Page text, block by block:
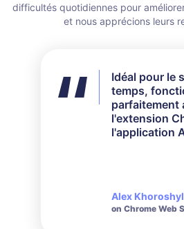
difficultés quotidiennes pour
et nous apprécions leurs
Idéal pour le
temps,
parfaitement
l'extension
l'application
Alex
on Chrome Web
Je n'ai pas
les
disponibles,
mes besoins,
parfaitement
Salvador
on Chrome Web